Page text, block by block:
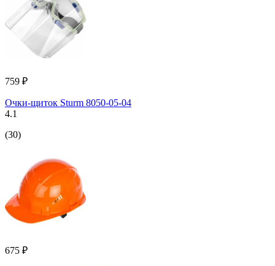
759 ₽
Очки-щиток Sturm 8050-05-04
4.1
(30)
675 ₽